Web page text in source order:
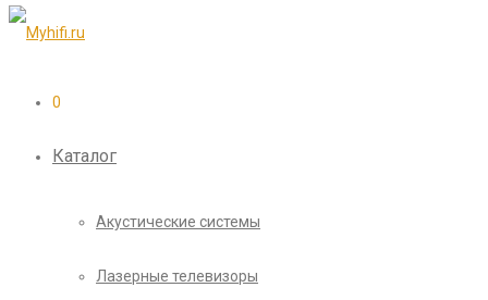
0
Каталог
Акустические системы
Лазерные телевизоры